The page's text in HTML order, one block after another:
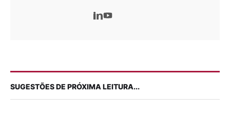
SUGESTÕES DE PRÓXIMA LEITURA...